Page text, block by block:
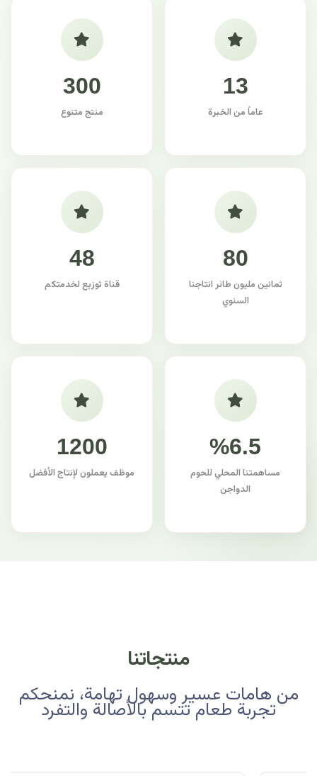
13
عاماً من الخبرة
300
منتج متنوع
80
ثمانين مليون طائر انتاجنا
السنوي
48
قناة توزيع لخدمتكم
%6.5
مساهمتنا المحلي للحوم
الدواجن
1200
موظف يعملون لإنتاج الأفضل
منتجاتنا
من هامات عسير وسهول تهامة، نمنحكم
تجربة طعام تتسم بالأصالة والتفرد